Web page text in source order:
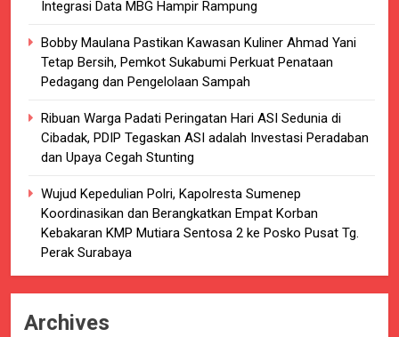
Integrasi Data MBG Hampir Rampung
Bobby Maulana Pastikan Kawasan Kuliner Ahmad Yani
Tetap Bersih, Pemkot Sukabumi Perkuat Penataan
Pedagang dan Pengelolaan Sampah
Ribuan Warga Padati Peringatan Hari ASI Sedunia di
Cibadak, PDIP Tegaskan ASI adalah Investasi Peradaban
dan Upaya Cegah Stunting
Wujud Kepedulian Polri, Kapolresta Sumenep
Koordinasikan dan Berangkatkan Empat Korban
Kebakaran KMP Mutiara Sentosa 2 ke Posko Pusat Tg.
Perak Surabaya
Archives